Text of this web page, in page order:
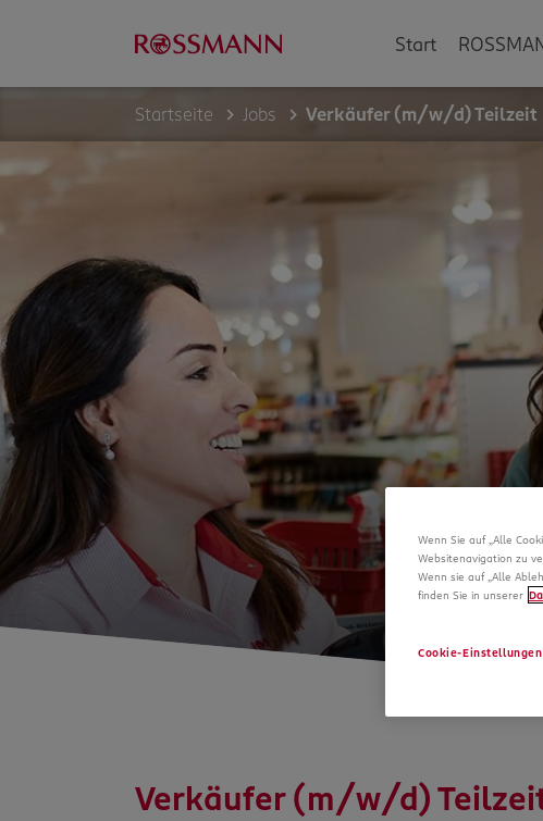
Start
Startseite Jobs Verkäufer (m/w/d) Teilzeit
Verkäufer (m/w/d)
Wenn Sie auf „Alle
Websitenavigation zu
Wenn sie auf „Alle
finden Sie in unserer
Cookie-Einstellungen